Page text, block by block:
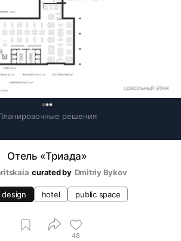
решения
Отель «Триада»
curated by Dmitriy Bykov
hotel public space
48